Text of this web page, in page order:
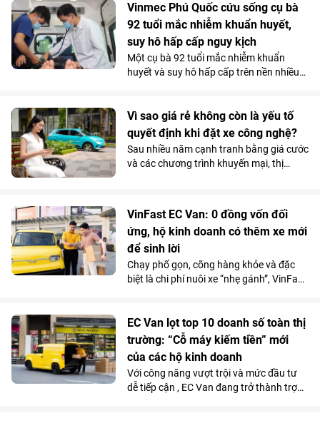
chọn phẫu thuật ngay mà quyết định
điều trị theo một hướng hoàn toàn khác.
Và chính quyết định tưởng chừng trái
ngược ấy lại trở thành bước ngoặt giúp
người bệnh vượt qua “cửa tử”.
Vinmec Phú Quốc cứu sống cụ bà
92 tuổi mắc nhiễm khuẩn huyết,
suy hô hấp cấp nguy kịch
Một cụ bà 92 tuổi mắc nhiễm khuẩn
huyết và suy hô hấp cấp trên nền nhiều
lược hồi sức cá thể hóa, hạn chế tối đa
các can thiệp xâm lấn nguy hiểm.
Vì sao giá rẻ không còn là yếu tố
quyết định khi đặt xe công nghệ?
Sau nhiều năm cạnh tranh bằng giá cước
và các chương trình khuyến mại, thị
lệch giá giữa các nền tảng ngày càng thu
hẹp, người dùng có xu hướng quan tâm
nhiều hơn đến những yếu tố như thời
gian xe đón, chất lượng phương tiện hay
sự ổn định của dịch vụ.
VinFast EC Van: 0 đồng vốn đối
ứng, hộ kinh doanh có thêm xe mới
để sinh lời
Chạy phố gọn, cõng hàng khỏe và đặc
biệt là chi phí nuôi xe “nhẹ gánh”, VinFast
EC Van lọt top 10 doanh số toàn thị
trường: “Cỗ máy kiếm tiền” mới
của các hộ kinh doanh
Với công năng vượt trội và mức đầu tư
dễ tiếp cận , EC Van đang trở thành trợ